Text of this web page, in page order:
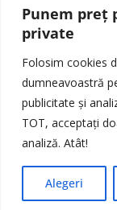
Punem preț
private
Folosim cookies
dumneavoastră
publicitate și
TOT, acceptați
analiză. Atât!
Alegeri
Email:
Website: